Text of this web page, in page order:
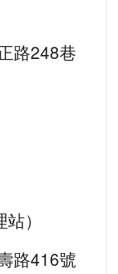
路248巷
）
路416號